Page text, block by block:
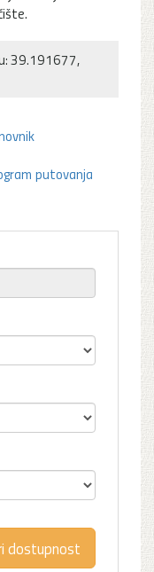
39.191677,
putovanja